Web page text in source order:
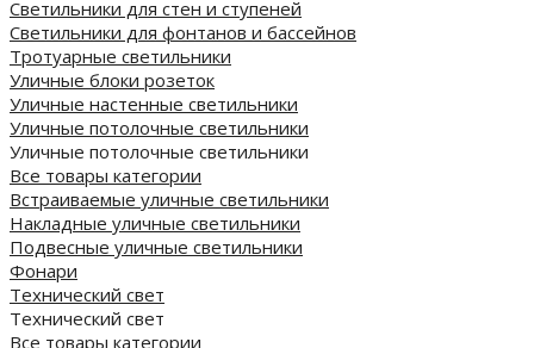
Светильники для стен и ступеней
Светильники для фонтанов и бассейнов
Тротуарные светильники
Уличные блоки розеток
Уличные настенные светильники
Уличные потолочные светильники
Уличные потолочные светильники
Все товары категории
Встраиваемые уличные светильники
Накладные уличные светильники
Подвесные уличные светильники
Фонари
Технический свет
Технический свет
Все товары категории